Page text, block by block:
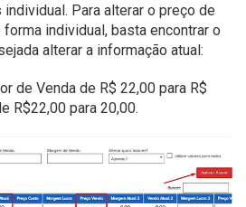
Para alterar o preço de
individual, basta encontrar o
alterar a informação atual:
de Venda de R$ 22,00 para R$
R$22,00 para 20,00.